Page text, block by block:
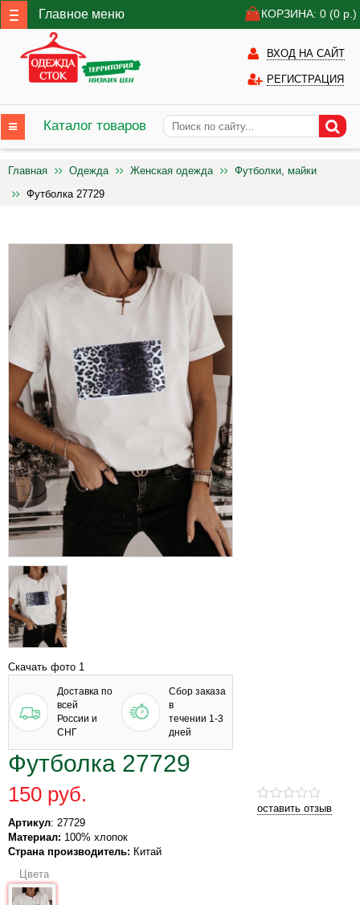
Главное меню КОРЗИНА: 0 (0 р.)
ВХОД НА САЙТ
РЕГИСТРАЦИЯ
Каталог товаров
Главная Одежда Женская одежда
Футболки, майки
Футболка 27729
Скачать фото 1
Доставка по
всей
России и
СНГ
Сбор заказа
в
течении 1-3
дней
Футболка 27729
оставить отзыв
150 руб.
Артикул: 27729
Материал: 100% хлопок
Страна производитель: Китай
Цвета